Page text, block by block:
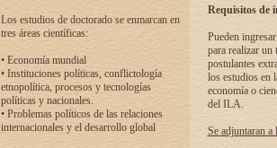
Los estudios de doctorado se enmarcan en
tres áreas científicas:
• Economía mundial
• Instituciones políticas, conflictología
etnopolítica, procesos y tecnologías
políticas y nacionales.
• Problemas políticos de las relaciones
internacionales y el desarrollo global
Requisitos de
Pueden
para realizar un
postulantes
los estudios en
economía o
del ILA.
Se adjuntaran a